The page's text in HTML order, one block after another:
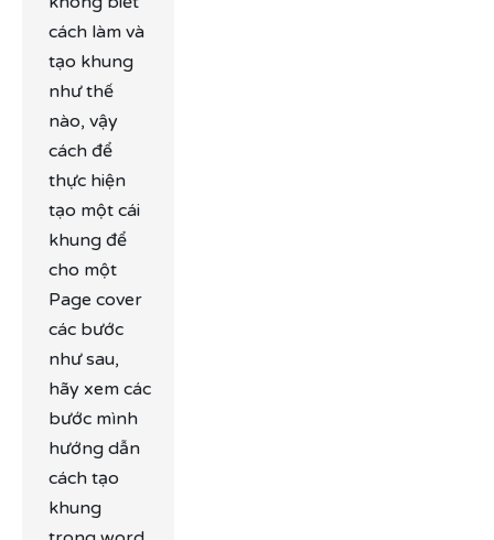
cách làm và
tạo khung
như thế
nào, vậy
cách để
thực hiện
tạo một cái
khung để
cho một
Page cover
các bước
như sau,
hãy xem các
bước mình
hướng dẫn
cách tạo
khung